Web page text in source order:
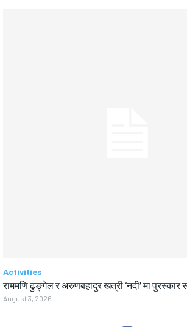
Activities
राममणि ढुङ्गेल र अरुणबहादुर खत्री ‘नदी’ मा पुरस्कार
August 3, 2026